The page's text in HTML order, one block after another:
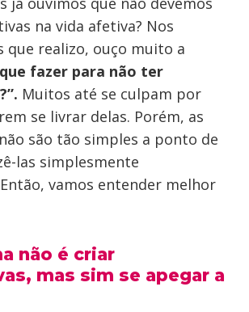
na vida afetiva? Nos
que realizo, ouço muito a
fazer para não ter
Muitos até se culpam por
se livrar delas. Porém, as
são tão simples a ponto de
las simplesmente
vamos entender melhor
não é criar
mas sim se apegar a